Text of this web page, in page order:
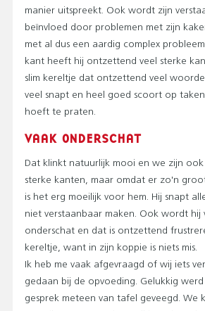
manier uitspreekt. Ook wordt zijn
beïnvloed door problemen met zijn
met al dus een aardig complex
kant heeft hij ontzettend veel sterke
slim kereltje dat ontzettend veel
veel snapt en heel goed scoort op
hoeft te praten.
VAAK ONDERSCHAT
Dat klinkt natuurlijk mooi en we zijn
sterke kanten, maar omdat er zo'n
is het erg moeilijk voor hem. Hij snapt
niet verstaanbaar maken. Ook wordt hij
onderschat en dat is ontzettend
kereltje, want in zijn koppie is niets mis.
Ik heb me vaak afgevraagd of wij iets
gedaan bij de opvoeding. Gelukkig
gesprek meteen van tafel geveegd. We